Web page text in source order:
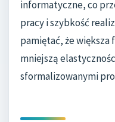
informatyczne, co
pracy i szybkość
pamiętać, że większa
mniejszą
sformalizowanymi